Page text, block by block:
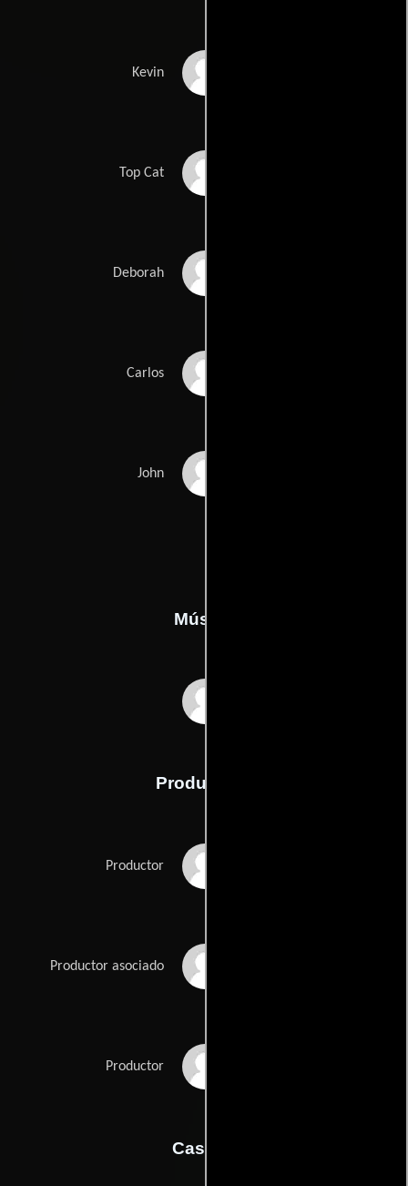
Kevin
Top Cat
Deborah
Carlos
John
Música
Producción
Productor
Productor asociado
Productor
Casting